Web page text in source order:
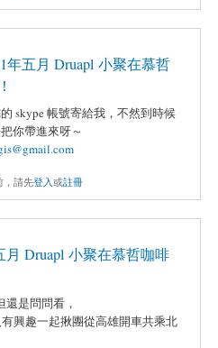
年五月 Druapl 小聚在慕哲
skype 帳號寄給我，不然到時候
你帶進來呀～
，請先登入或註冊
月 Druapl 小聚在慕哲咖啡
是問問看，
興趣一起揪團從高雄開車共乘北